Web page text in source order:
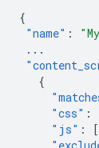
{
"name" :
...
{
"css" :
"js" : [